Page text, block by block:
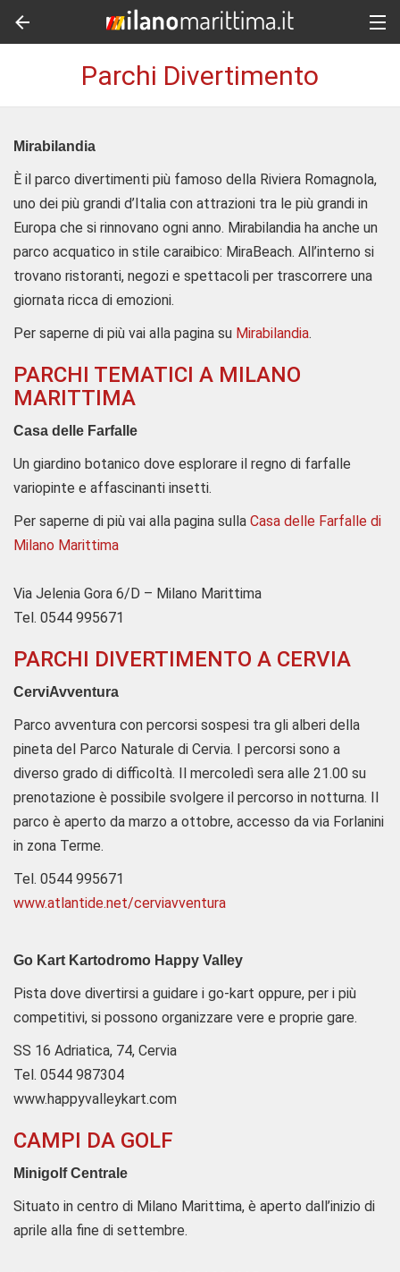
Parchi Divertimento
Mirabilandia
È il parco divertimenti più famoso della Riviera Romagnola,
uno dei più grandi d’Italia con attrazioni tra le più grandi in
Europa che si rinnovano ogni anno. Mirabilandia ha anche un
parco acquatico in stile caraibico: MiraBeach. All’interno si
trovano ristoranti, negozi e spettacoli per trascorrere una
giornata ricca di emozioni.
Per saperne di più vai alla pagina su Mirabilandia.
PARCHI TEMATICI A MILANO
MARITTIMA
Casa delle Farfalle
Un giardino botanico dove esplorare il regno di farfalle
variopinte e affascinanti insetti.
Per saperne di più vai alla pagina sulla Casa delle Farfalle di
Milano Marittima
Via Jelenia Gora 6/D – Milano Marittima
Tel. 0544 995671
PARCHI DIVERTIMENTO A CERVIA
CerviAvventura
Parco avventura con percorsi sospesi tra gli alberi della
pineta del Parco Naturale di Cervia. I percorsi sono a
diverso grado di difficoltà. Il mercoledì sera alle 21.00 su
prenotazione è possibile svolgere il percorso in notturna. Il
parco è aperto da marzo a ottobre, accesso da via Forlanini
in zona Terme.
Tel. 0544 995671
www.atlantide.net/cerviavventura
Go Kart Kartodromo Happy Valley
Pista dove divertirsi a guidare i go-kart oppure, per i più
competitivi, si possono organizzare vere e proprie gare.
SS 16 Adriatica, 74, Cervia
Tel. 0544 987304
www.happyvalleykart.com
CAMPI DA GOLF
Minigolf Centrale
Situato in centro di Milano Marittima, è aperto dall’inizio di
aprile alla fine di settembre.